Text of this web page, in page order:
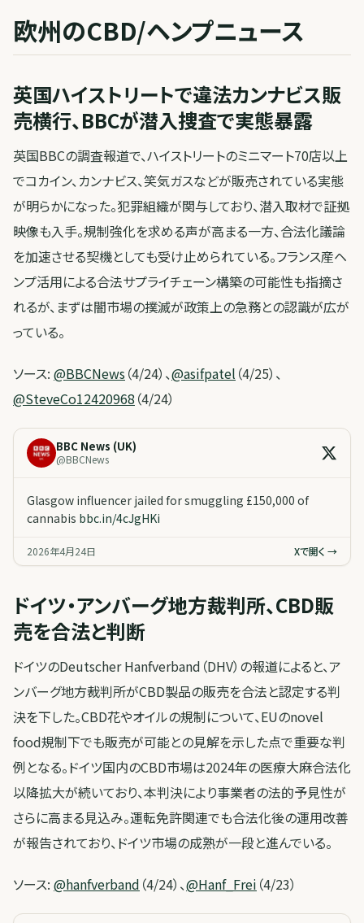
欧州のCBD/ヘンプニュース
英国ハイストリートで違法カンナビス販
売横行、BBCが潜入捜査で実態暴露
英国BBCの調査報道で、ハイストリートのミニマート70店以上
でコカイン、カンナビス、笑気ガスなどが販売されている実態
が明らかになった。犯罪組織が関与しており、潜入取材で証拠
映像も入手。規制強化を求める声が高まる一方、合法化議論
を加速させる契機としても受け止められている。フランス産ヘ
ンプ活用による合法サプライチェーン構築の可能性も指摘さ
れるが、まずは闇市場の撲滅が政策上の急務との認識が広が
っている。
ソース: @BBCNews （4/24）、@asifpatel （4/25）、
@SteveCo12420968 （4/24）
BBC News (UK)
@BBCNews
Glasgow influencer jailed for smuggling £150,000 of
cannabis bbc.in/4cJgHKi
2026年4月24日 Xで開く →
ドイツ・アンバーグ地方裁判所、CBD販
売を合法と判断
ドイツのDeutscher Hanfverband（DHV）の報道によると、ア
ンバーグ地方裁判所がCBD製品の販売を合法と認定する判
決を下した。CBD花やオイルの規制について、EUのnovel
food規制下でも販売が可能との見解を示した点で重要な判
例となる。ドイツ国内のCBD市場は2024年の医療大麻合法化
以降拡大が続いており、本判決により事業者の法的予見性が
さらに高まる見込み。運転免許関連でも合法化後の運用改善
が報告されており、ドイツ市場の成熟が一段と進んでいる。
ソース: @hanfverband （4/24）、@Hanf_Frei （4/23）